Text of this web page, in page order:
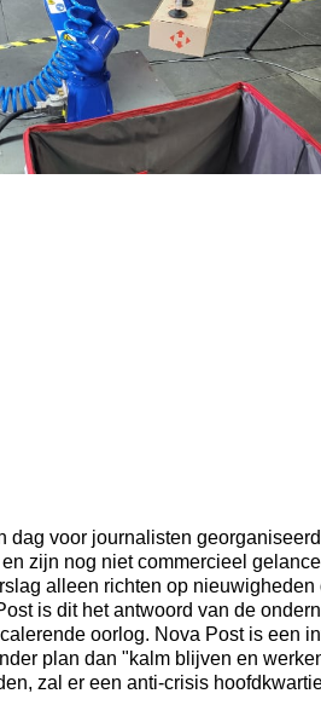
dag voor journalisten
zijn nog niet commercieel
alleen richten op
is dit het antwoord van de
oorlog. Nova Post is een
plan dan "kalm blijven en
zal er een anti-crisis